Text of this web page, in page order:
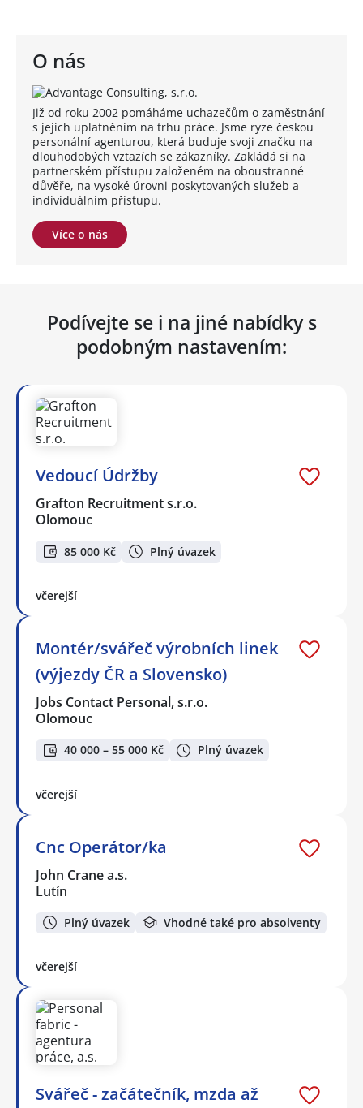
O nás
Již od roku 2002 pomáháme uchazečům o zaměstnání
s jejich uplatněním na trhu práce. Jsme ryze českou
personální agenturou, která buduje svoji značku na
dlouhodobých vztazích se zákazníky. Zakládá si na
partnerském přístupu založeném na oboustranné
důvěře, na vysoké úrovni poskytovaných služeb a
individuálním přístupu.
Více o nás
Podívejte se i na jiné nabídky s
podobným nastavením:
Vedoucí Údržby
Grafton Recruitment s.r.o.
Olomouc
85 000 Kč Plný úvazek
včerejší
Montér/svářeč výrobních linek
(výjezdy ČR a Slovensko)
Jobs Contact Personal, s.r.o.
Olomouc
40 000 – 55 000 Kč Plný úvazek
včerejší
Cnc Operátor/ka
John Crane a.s.
Lutín
Plný úvazek Vhodné také pro absolventy
včerejší
Svářeč - začátečník, mzda až